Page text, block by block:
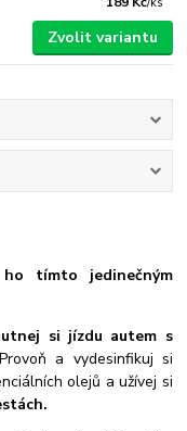
Zvolit variantu
tímto jedinečným
si jízdu autem s
a vydesinfikuj si
olejů a užívej si